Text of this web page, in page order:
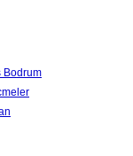
Bodrum